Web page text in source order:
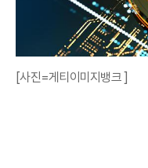
[사진=게티이미지뱅크 ]